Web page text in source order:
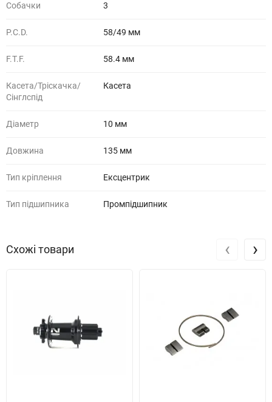
Собачки 3
P.C.D. 58/49 мм
F.T.F. 58.4 мм
Касета/Тріскачка/
Сінглспід
Касета
Діаметр 10 мм
Довжина 135 мм
Тип кріплення Ексцентрик
Тип підшипника Промпідшипник
Схожі товари ‹ ›